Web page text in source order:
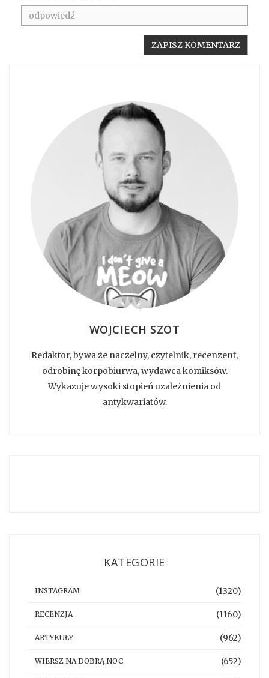
WOJCIECH SZOT
Redaktor, bywa że naczelny, czytelnik, recenzent,
odrobinę korpobiurwa, wydawca komiksów.
Wykazuje wysoki stopień uzależnienia od
antykwariatów.
KATEGORIE
INSTAGRAM (1320)
RECENZJA (1160)
ARTYKUŁY (962)
WIERSZ NA DOBRĄ NOC (652)